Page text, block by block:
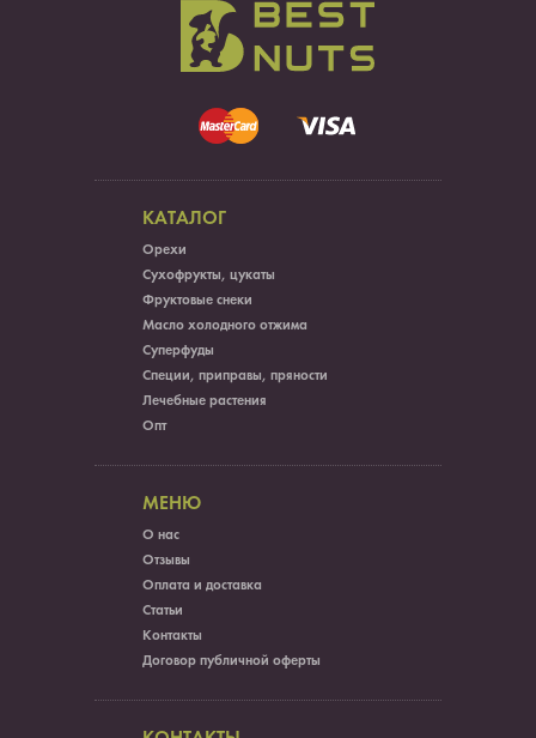
КАТАЛОГ
Орехи
Сухофрукты, цукаты
Фруктовые снеки
Масло холодного отжима
Суперфуды
Специи, приправы, пряности
Лечебные растения
Опт
МЕНЮ
О нас
Отзывы
Оплата и доставка
Статьи
Контакты
Договор публичной оферты